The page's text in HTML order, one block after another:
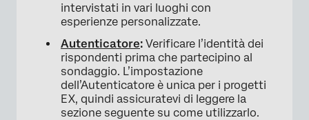
intervistati in vari luoghi con
esperienze personalizzate.
Autenticatore: Verificare l’identità dei
rispondenti prima che partecipino al
sondaggio. L’impostazione
dell’Autenticatore è unica per i progetti
EX, quindi assicuratevi di leggere la
sezione seguente su come utilizzarlo.